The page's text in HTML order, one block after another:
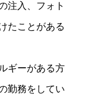
注入、フォト
たことがある
ギーがある方
勤務をしてい